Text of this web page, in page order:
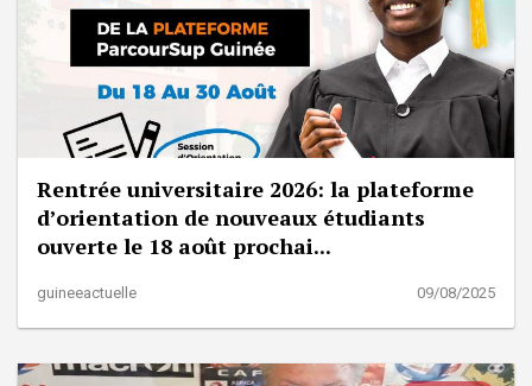
Rentrée universitaire 2026: la plateforme
d’orientation de nouveaux étudiants
ouverte le 18 août prochai...
guineeactuelle 09/08/2025